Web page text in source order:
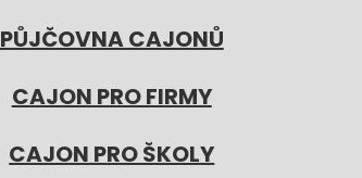
PŮJČOVNA CAJONŮ
CAJON PRO FIRMY
CAJON PRO ŠKOLY